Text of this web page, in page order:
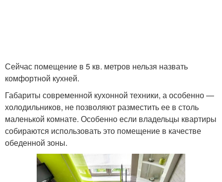
Сейчас помещение в 5 кв. метров нельзя назвать
комфортной кухней.
Габариты современной кухонной техники, а особенно —
холодильников, не позволяют разместить ее в столь
маленькой комнате. Особенно если владельцы квартиры
собираются использовать это помещение в качестве
обеденной зоны.